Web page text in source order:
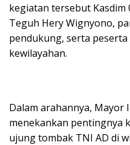
kegiatan tersebut
Teguh Hery Wignyono,
pendukung, serta
kewilayahan.
Dalam arahannya, Mayor
menekankan pentingnya
ujung tombak TNI AD di